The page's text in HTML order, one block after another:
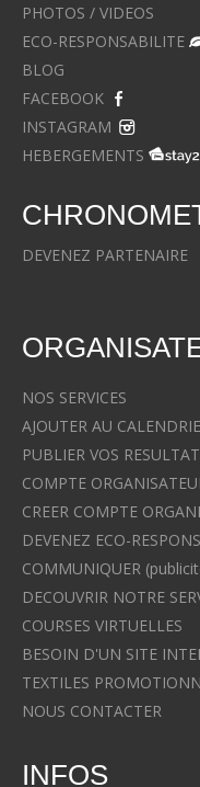
PHOTOS / VIDEOS
ECO-RESPONSABILITE
BLOG
FACEBOOK
INSTAGRAM
HEBERGEMENTS
DEVENEZ PARTENAIRE
NOS SERVICES
AJOUTER AU
PUBLIER VOS
COMPTE
CREER COMPTE
DEVENEZ ECO-
COMMUNIQUER
DECOUVRIR NOTRE
COURSES VIRTUELLES
BESOIN D'UN SITE
TEXTILES
NOUS CONTACTER
INFOS